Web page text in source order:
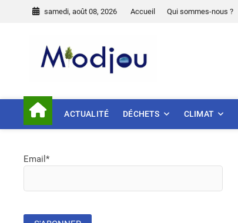
samedi, août 08, 2026 Accueil Qui sommes-nous ?
ACTUALITÉ DÉCHETS CLIMAT
Email*